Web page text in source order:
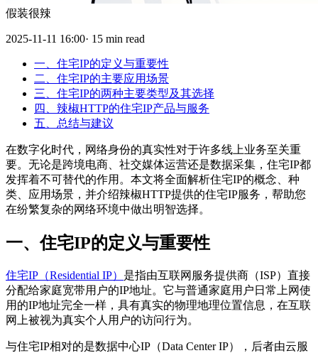
假装很辣
2025-11-11 16:00· 15 min read
一、住宅IP的定义与重要性
二、住宅IP的主要应用场景
三、住宅IP的两种主要类型及其选择
四、辣椒HTTP的住宅IP产品与服务
五、总结与建议
在数字化时代，网络身份的真实性对于许多线上业务至关重
要。无论是跨境电商、社交媒体运营还是数据采集，住宅IP都
发挥着不可替代的作用。本文将全面解析住宅IP的概念、种
类、应用场景，并介绍辣椒HTTP提供的住宅IP服务，帮助您
在纷繁复杂的网络环境中做出明智选择。
一、住宅IP的定义与重要性
住宅IP（Residential IP） 是指由互联网服务提供商（ISP）直接
分配给家庭宽带用户的IP地址。它与普通家庭用户日常上网使
用的IP地址完全一样，具有真实的物理地理位置信息，在互联
网上被视为真实个人用户的访问行为。
与住宅IP相对的是数据中心IP（Data Center IP），后者由云服